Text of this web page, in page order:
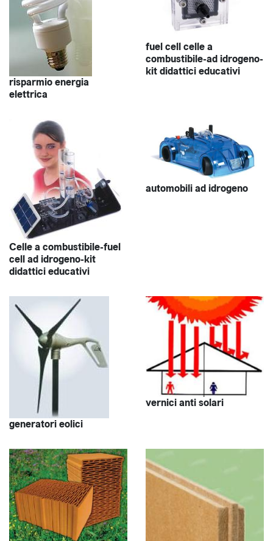
risparmio energia
elettrica
fuel cell celle a
combustibile-ad idrogeno-
kit didattici educativi
Celle a combustibile-fuel
cell ad idrogeno-kit
didattici educativi
automobili ad idrogeno
generatori eolici
vernici anti solari